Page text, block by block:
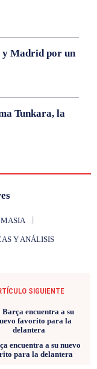
y Madrid por un
Tunkara, la
Y ANÁLISIS
SIGUIENTE
encuentra a su nuevo
para la delantera